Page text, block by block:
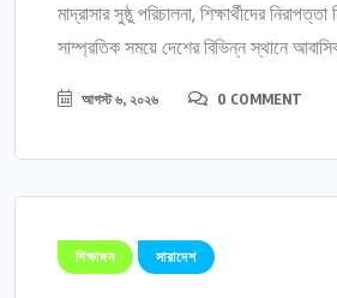
মাদ্রাসার সুষ্ঠু পরিচালনা, শিক্ষার্থীদের
সাম্প্রতিক সময়ে দেশের বিভিন্ন স্থানে
আগস্ট ৬, ২০২৬ 0 COMMENT
শিক্ষাঙ্গন সারাদেশ